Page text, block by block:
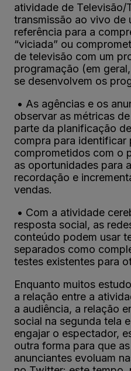
atividade de Televisão/
transmissão ao vivo de
referência para a
“viciada” ou
de televisão com um
programação (em
se desenvolvem os
• As agências e os
observar as métricas
parte da planificação
compra para identificar
comprometidos com o
as oportunidades para
recordação e
vendas.
• Com a atividade
resposta social, as
conteúdo podem usar
separados como
testes existentes para
Enquanto muitos
a relação entre a
a audiência, a relação
social na segunda tela
engajar o espectador,
outra forma para que
anunciantes evoluam